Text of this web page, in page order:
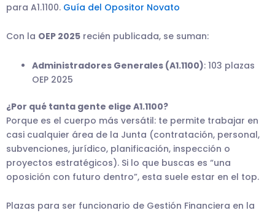
para A1.1100. Guía del Opositor Novato
Con la OEP 2025 recién publicada, se suman:
Administradores Generales (A1.1100): 103 plazas
OEP 2025
¿Por qué tanta gente elige A1.1100?
Porque es el cuerpo más versátil: te permite trabajar en
casi cualquier área de la Junta (contratación, personal,
subvenciones, jurídico, planificación, inspección o
proyectos estratégicos). Si lo que buscas es “una
oposición con futuro dentro”, esta suele estar en el top.
Plazas para ser funcionario de Gestión Financiera en la